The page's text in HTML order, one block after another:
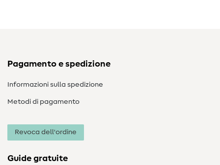
Pagamento e spedizione
Informazioni sulla spedizione
Metodi di pagamento
Revoca dell'ordine
Guide gratuite